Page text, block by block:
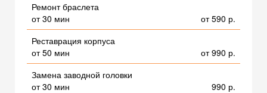
Ремонт браслета
от 30 мин
от 590 р.
Реставрация корпуса
от 50 мин
от 990 р.
Замена заводной головки
от 30 мин
990 р.